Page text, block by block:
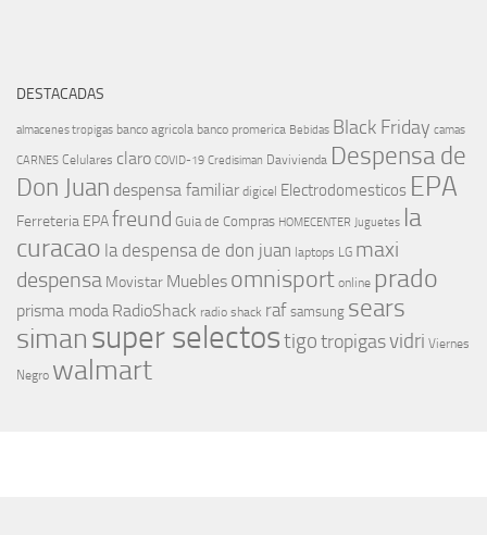
DESTACADAS
almacenes tropigas banco agricola banco promerica Bebidas Black Friday camas
CARNES Celulares claro COVID-19 Credisiman Davivienda Despensa de
Don Juan despensa familiar digicel Electrodomesticos EPA
Ferreteria EPAfreund Guia de Compras HOMECENTER Juguetes la
curacao la despensa de don juan laptops LG maxi
despensa Movistar Muebles omnisport online prado
prisma moda RadioShack radio shack raf samsung sears
simansuper selectostigotropigasvidri Viernes
Negro walmart